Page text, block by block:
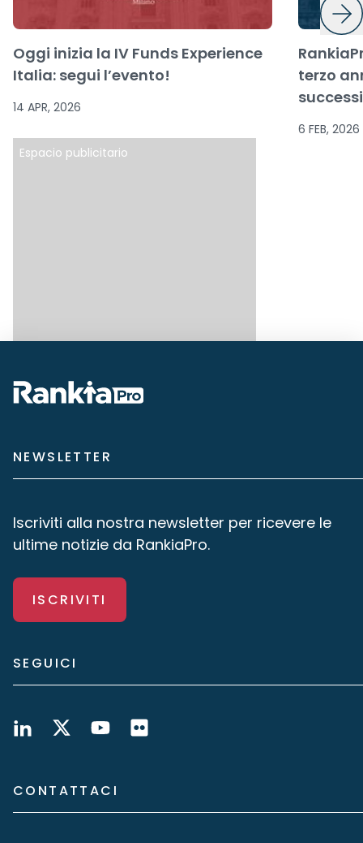
Oggi inizia la IV Funds Experience
Italia: segui l’evento!
14 APR, 2026
terzo
6 FEB, 2026
Espacio publicitario
NEWSLETTER
Iscriviti alla nostra newsletter per ricevere le
ultime notizie da RankiaPro.
ISCRIVITI
SEGUICI
CONTATTACI